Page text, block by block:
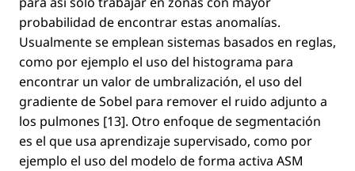
probabilidad de encontrar estas anomalías.
Usualmente se emplean sistemas basados en reglas,
como por ejemplo el uso del histograma para
encontrar un valor de umbralización, el uso del
gradiente de Sobel para remover el ruido adjunto a
los pulmones [13]. Otro enfoque de segmentación
es el que usa aprendizaje supervisado, como por
ejemplo el uso del modelo de forma activa ASM